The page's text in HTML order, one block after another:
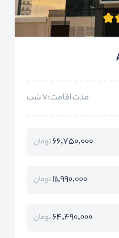
مدت اقامت:7 شب
66,750,000تومان
111,990,000تومان
64,490,000تومان